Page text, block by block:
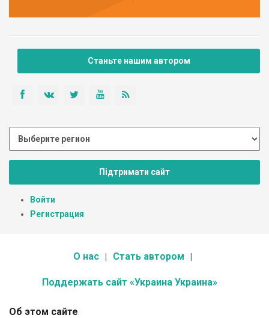
Станьте нашим автором
Підтримати сайт
Войти
Регистрация
О нас Стать автором
Поддержать сайт «Украина Украина»
Об этом сайте